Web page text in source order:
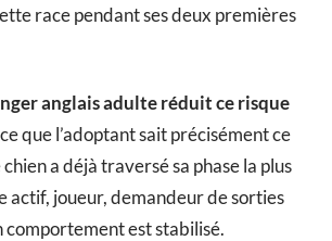
race pendant ses deux premières
anglais adulte réduit ce risque
que l’adoptant sait précisément ce
chien a déjà traversé sa phase la plus
actif, joueur, demandeur de sorties
comportement est stabilisé.